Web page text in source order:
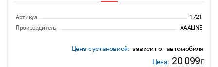
Артикул
1721
Производитель
AAALINE
Цена с установкой: зависит от автомобиля
Цена: 20 099